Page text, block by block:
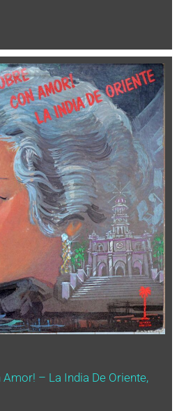
Amor! – La India De Oriente,